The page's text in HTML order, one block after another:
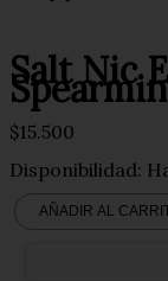
Salt Nic
$15.500
Disponibilidad:
Salt
AÑADIR AL